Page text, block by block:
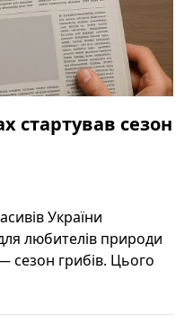
стартував сезон
України
любителів природи
сезон грибів. Цього